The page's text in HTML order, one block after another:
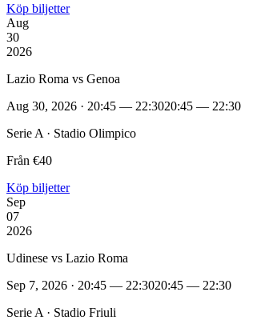
Köp biljetter
Aug
30
2026
Lazio Roma vs Genoa
Aug 30, 2026 · 20:45 — 22:3020:45 — 22:30
Serie A · Stadio Olimpico
Från €40
Köp biljetter
Sep
07
2026
Udinese vs Lazio Roma
Sep 7, 2026 · 20:45 — 22:3020:45 — 22:30
Serie A · Stadio Friuli